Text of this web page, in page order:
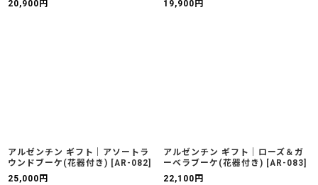
20,900 円
19,900 円
アルゼンチン ギフト｜アソートラ
ウンドブーケ(花器付き) [AR-082]
25,000 円
アルゼンチン ギフト｜ローズ＆ガ
ーベラブーケ(花器付き) [AR-083]
22,100 円